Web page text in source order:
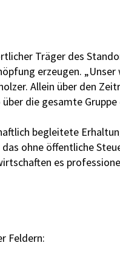
Träger des
erzeugen.
Allein über den
die gesamte
begleitete
ohne öffentliche
es
Feldern: